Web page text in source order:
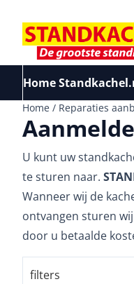
Home
Home / Reparaties
U kunt uw
te sturen naar.
Wanneer wij de
ontvangen sturen
door u betaalde
filters